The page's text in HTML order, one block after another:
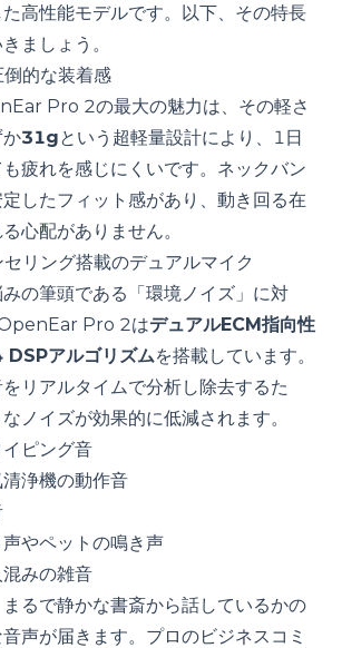
高性能モデルです。以下、その特長
ましょう。
的な装着感
Pro 2の最大の魅力は、その軽さ
31gという超軽量設計により、1日
疲れを感じにくいです。ネックバン
定したフィット感があり、動き回る在
心配がありません。
リング搭載のデュアルマイク
の筆頭である「環境ノイズ」に対
Pro 2はデュアルECM指向性
DSPアルゴリズムを搭載しています。
リアルタイムで分析し除去するた
ノイズが効果的に低減されます。
ピング音
浄機の動作音
やペットの鳴き声
みの雑音
るで静かな書斎から話しているかの
声が届きます。プロのビジネスコミ